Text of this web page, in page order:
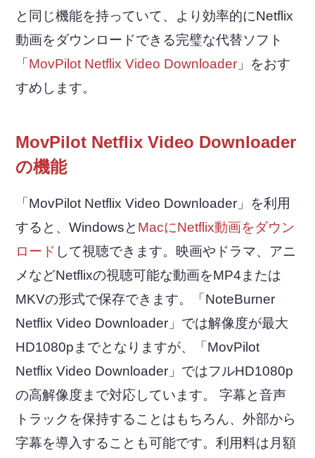
と同じ機能を持っていて、より効率的にNetflix
動画をダウンロードできる完璧な代替ソフト
「 MovPilot Netflix Video Downloader 」をおす
すめします。
MovPilot Netflix Video Downloader
の機能
「MovPilot Netflix Video Downloader」を利用
すると、Windowsと MacにNetflix動画をダウン
ロード して視聴できます。映画やドラマ、アニ
メなどNetflixの視聴可能な動画をMP4または
MKVの形式で保存できます。「NoteBurner
Netflix Video Downloader」では解像度が最大
HD1080pまでとなりますが、「MovPilot
Netflix Video Downloader」ではフルHD1080p
の高解像度まで対応しています。 字幕と音声
トラックを保持することはもちろん、外部から
字幕を導入することも可能です。利用料は月額